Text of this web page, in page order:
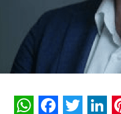
Globalmente, esse
de estruturas de
integra sistemas,
gera insights através de
(RevOps), que conectam
performance e geração
movimentos mais